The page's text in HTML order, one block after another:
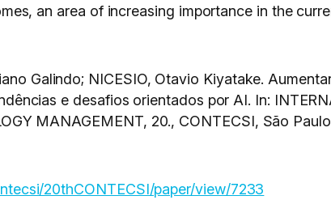
an area of increasing importance in the
Galindo; NICESIO, Otavio Kiyatake.
e desafios orientados por AI. In:
MANAGEMENT, 20., CONTECSI, São
20thCONTECSI/paper/view/7233